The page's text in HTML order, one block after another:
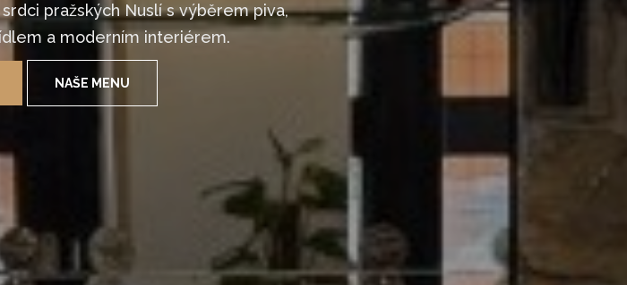
pražských Nuslí s výběrem piva,
a moderním interiérem.
NAŠE MENU